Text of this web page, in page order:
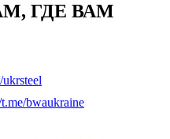
ГДЕ ВАМ
bwaukraine